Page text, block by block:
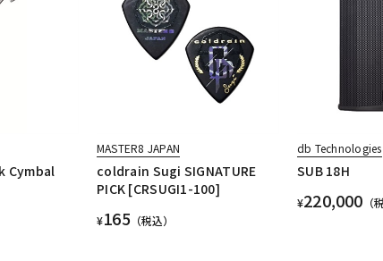
Cymbal
MASTER8 JAPAN
coldrain Sugi SIGNATURE
PICK [CRSUGI1-100]
¥165 （税込）
db Technologies
SUB 18H
¥220,000 （